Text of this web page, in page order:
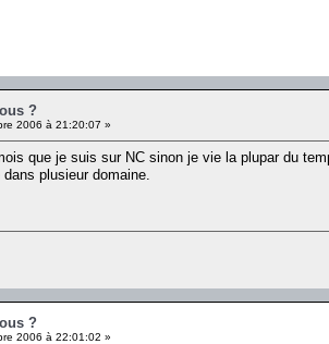
?
2006 à 21:20:07 »
que je suis sur NC sinon je vie la plupar du
plusieur domaine.
?
2006 à 22:01:02 »